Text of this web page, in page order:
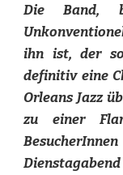
Die Band,
ihn ist, der
definitiv eine
Orleans Jazz
zu einer